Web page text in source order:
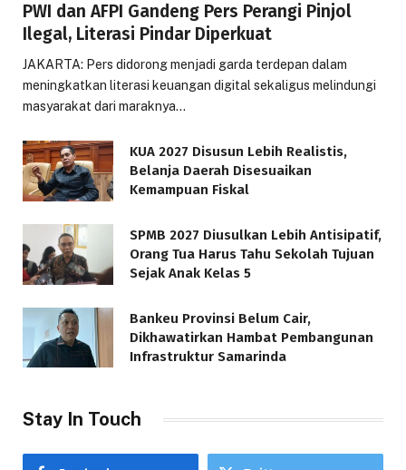
PWI dan AFPI Gandeng Pers Perangi Pinjol
Ilegal, Literasi Pindar Diperkuat
JAKARTA: Pers didorong menjadi garda terdepan dalam
meningkatkan literasi keuangan digital sekaligus melindungi
masyarakat dari maraknya…
KUA 2027 Disusun Lebih Realistis,
Belanja Daerah Disesuaikan
Kemampuan Fiskal
SPMB 2027 Diusulkan Lebih Antisipatif,
Orang Tua Harus Tahu Sekolah Tujuan
Sejak Anak Kelas 5
Bankeu Provinsi Belum Cair,
Dikhawatirkan Hambat Pembangunan
Infrastruktur Samarinda
Stay In Touch